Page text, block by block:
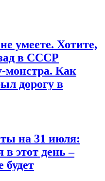
умеете. Хотите,
в СССР
монстра. Как
дорогу в
на 31 июля:
этот день –
будет